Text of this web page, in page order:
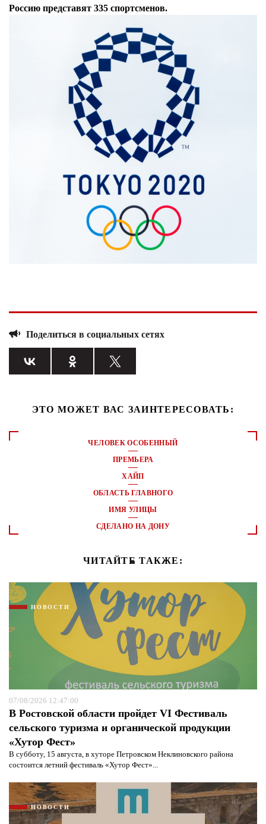
Россию представят 335 спортсменов.
Поделиться в социальных сетях
ЭТО МОЖЕТ ВАС ЗАИНТЕРЕСОВАТЬ:
ЧЕЛОВЕК ОСОБЕННЫЙ
ПРЕМЬЕРА
ХАЙП
ОБЛАСТЬ ГЛАВНОГО
ИМЯ УЛИЦЫ
СДЕЛАНО НА ДОНУ
ЧИТАЙТЕ ТАКЖЕ:
НОВОСТИ
07/08/2026 12:47:00
В Ростовской области пройдет VI Фестиваль
сельского туризма и органической продукции
«Хутор Фест»
В субботу, 15 августа, в хуторе Петровском Неклиновского района
состоится летний фестиваль «Хутор Фест»...
НОВОСТИ